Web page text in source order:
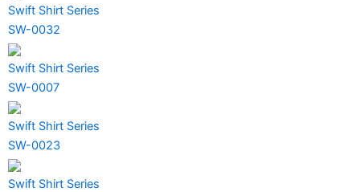
Swift Shirt Series
SW-0032
Swift Shirt Series
SW-0007
Swift Shirt Series
SW-0023
Swift Shirt Series